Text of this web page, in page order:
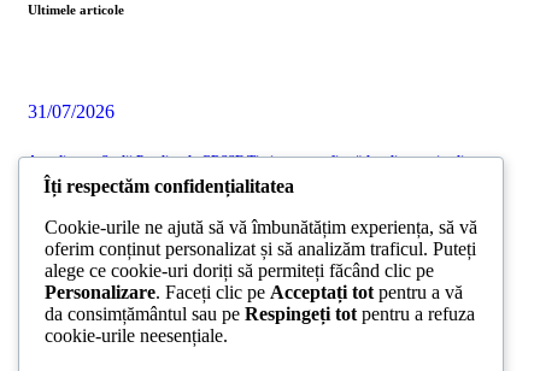
Ultimele articole
31/07/2026
Acreditarea Școlii Postliceale CRSSE Timișoara confirmă legalitatea și calitatea
programului de formare a antrenorilor
31/07/2026
CONEXIUNILE – LEGĂTURILE ÎNTRE JUCĂTORI, IMPORTANȚA TACTICĂ
ȘI FUNCȚIONALITATEA LOR
Îți respectăm confidențialitatea
Cookie-urile ne ajută să vă îmbunătățim experiența, să vă
oferim conținut personalizat și să analizăm traficul. Puteți
alege ce cookie-uri doriți să permiteți făcând clic pe
Personalizare. Faceți clic pe Acceptați tot pentru a vă
da consimțământul sau pe Respingeți tot pentru a refuza
cookie-urile neesențiale.